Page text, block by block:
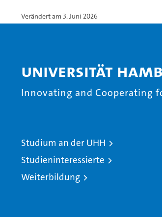
Verändert am 3. Juni 2026
Universität
Innovating and Cooperating
Studium an der UHH
Studieninteressierte
Weiterbildung